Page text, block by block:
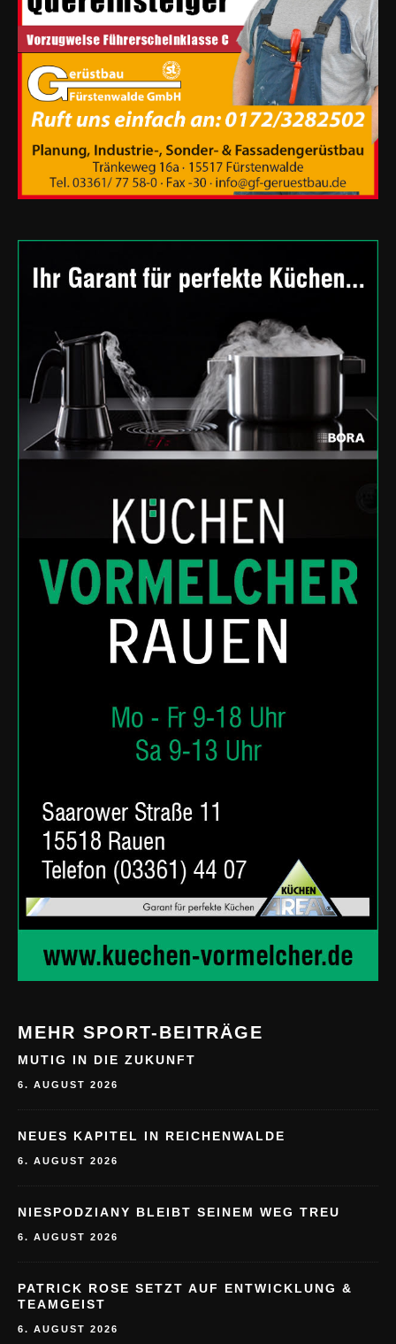
MEHR SPORT-BEITRÄGE
MUTIG IN DIE ZUKUNFT
6. AUGUST 2026
NEUES KAPITEL IN REICHENWALDE
6. AUGUST 2026
NIESPODZIANY BLEIBT SEINEM WEG TREU
6. AUGUST 2026
PATRICK ROSE SETZT AUF ENTWICKLUNG &
TEAMGEIST
6. AUGUST 2026